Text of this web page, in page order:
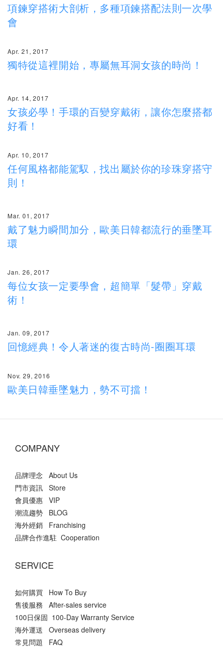
項鍊穿搭術大剖析，多種項鍊搭配法則一次學
會
Apr. 21, 2017
獨特從這裡開始，專屬無耳洞女孩的時尚！
Apr. 14, 2017
女孩必學！手環的百變穿戴術，讓你怎麼搭都
好看！
Apr. 10, 2017
任何風格都能駕馭，找出屬於你的珍珠穿搭守
則！
Mar. 01, 2017
戴了魅力瞬間加分，歐美日韓都流行的垂墜耳
環
Jan. 26, 2017
每位女孩一定要學會，超簡單「髮帶」穿戴
術！
Jan. 09, 2017
回憶經典！令人著迷的復古時尚-圈圈耳環
Nov. 29, 2016
歐美日韓垂墜魅力，勢不可擋！
COMPANY
品牌理念 About Us
門市資訊 Store
會員優惠 VIP
潮流趨勢 BLOG
海外經銷 Franchising
品牌合作進駐 Cooperation
SERVICE
如何購買 How To Buy
售後服務 After-sales service
100日保固 100-Day Warranty Service
海外運送 Overseas delivery
常見問題 FAQ